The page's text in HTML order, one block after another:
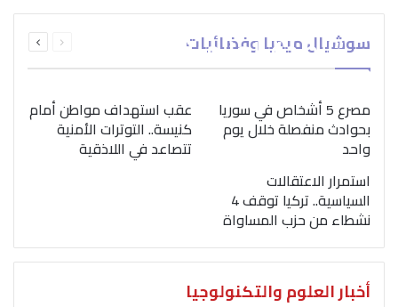
سوشيال ميديا وفضائيات الصفحةالصفحة
بمناسبة اليوم الدولي..
“الصحة العالمية” تؤكد
ضرورة اتباع نهج متكامل
لمواجهة إدمان المخدرات
مصرع 5 أشخاص في سوريا
بحوادث منفصلة خلال يوم
واحد
عقب استهداف مواطن أمام
كنيسة.. التوترات الأمنية
تتصاعد في اللاذقية
استمرار الاعتقالات
السياسية.. تركيا توقف 4
نشطاء من حزب المساواة
أخبار العلوم والتكنولوجيا